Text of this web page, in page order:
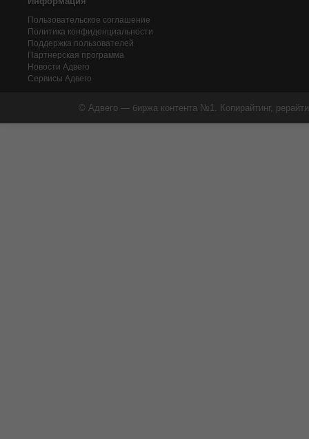
Пользовательское соглашение
Политика конфиденциальности
Поддержка пользователей
Партнерская программа
Новости Адвего
Сервисы Адвего
© Адвего — биржа контента №1. Копирайтинг,